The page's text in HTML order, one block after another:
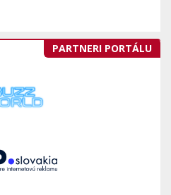
PARTNERI PORTÁLU